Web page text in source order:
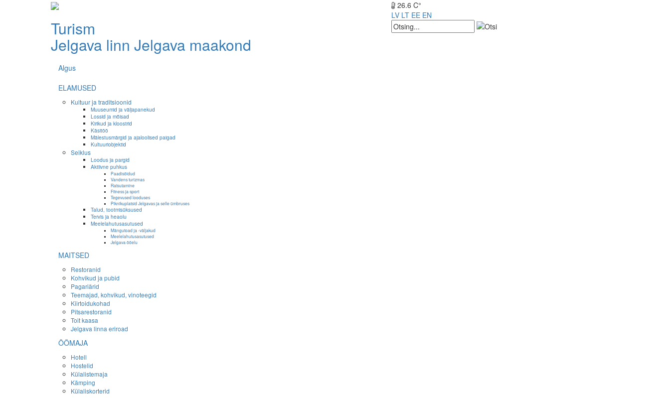
Turism
Jelgava linn Jelgava maakond
26.6 C°
LV LT EE EN
Algus
ELAMUSED
Kultuur ja traditsioonid
Muuseumid ja väljapanekud
Lossid ja mõisad
Kirikud ja kloostrid
Käsitöö
Mälestusmärgid ja ajaloolised paigad
Kultuuriobjektid
Seiklus
Loodus ja pargid
Aktiivne puhkus
Paadisõidud
Vandens turizmas
Ratsutamine
Fitness ja sport
Tegevused looduses
Piknikuplatsid Jelgavas ja selle ümbruses
Talud, tootmisüksused
Tervis ja heaolu
Meelelahutusasutused
Mängutoad ja -väljakud
Meelelahutusasutused
Jelgava ööelu
MAITSED
Restoranid
Kohvikud ja pubid
Pagariärid
Teemajad, kohvikud, vinoteegid
Kiirtoidukohad
Pitsarestoranid
Toit kaasa
Jelgava linna eriroad
ÖÖMAJA
Hotell
Hostelid
Külalistemaja
Kämping
Külaliskorterid